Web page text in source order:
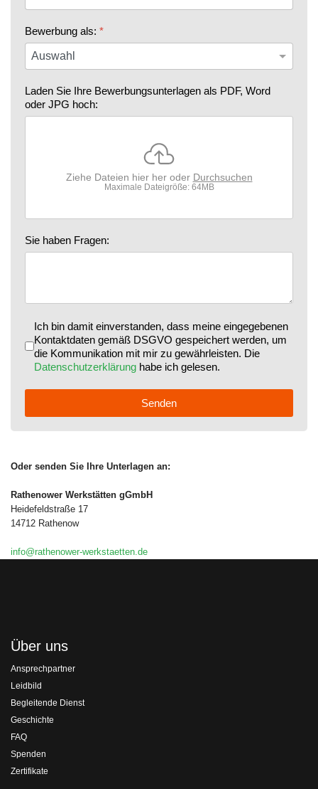
Bewerbung als: *
Laden Sie Ihre Bewerbungsunterlagen als PDF, Word
oder JPG hoch:
Ziehe Dateien hier her oder Durchsuchen
Maximale Dateigröße: 64MB
Sie haben Fragen:
Datenschutz*
Ich bin damit einverstanden, dass meine eingegebenen
Kontaktdaten gemäß DSGVO gespeichert werden, um
die Kommunikation mit mir zu gewährleisten. Die
Datenschutzerklärung habe ich gelesen.
Senden
Oder senden Sie Ihre Unterlagen an:
Rathenower Werkstätten gGmbH
Heidefeldstraße 17
14712 Rathenow
info@rathenower-werkstaetten.de
Über uns
Ansprechpartner
Leidbild
Begleitende Dienst
Geschichte
FAQ
Spenden
Zertifikate